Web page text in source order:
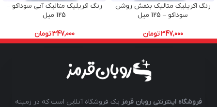
رنگ اکریلیک متالیک بنفش روشن
سوداکو – 125 میل
347,000تومان
رنگ اکریلیک متالیک آبی سوداکو –
125 میل
347,000تومان
فروشگاه اینترنتی روبان قرمز یک فروشگاه آنلاین است که در زمینه